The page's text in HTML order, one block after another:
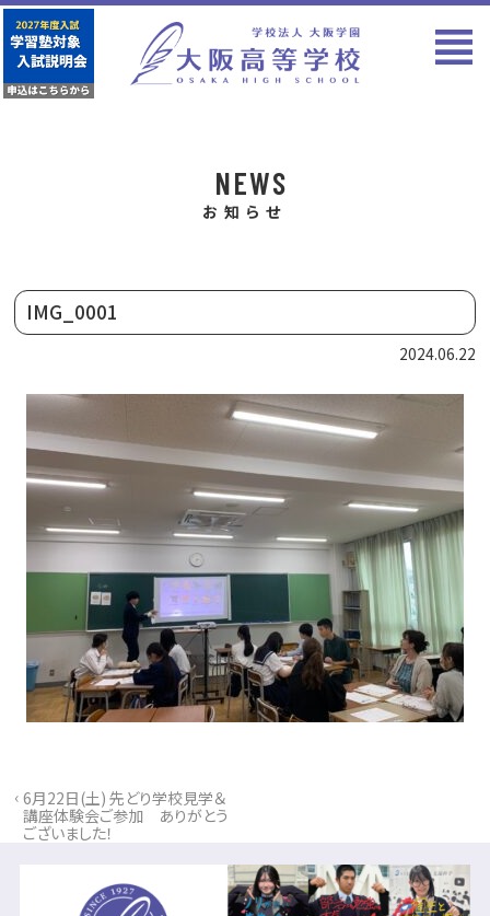
NEWS
お知らせ
IMG_0001
2024.06.22
‹ 6月22日(土) 先どり学校見学＆
講座体験会ご参加 ありがとう
ございました！